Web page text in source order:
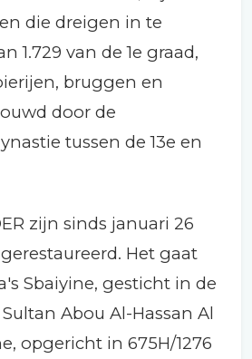
die dreigen in te
1.729 van de 1e graad,
bruggen en
door de
tussen de 13e en
zijn sinds januari 26
Het gaat
Sbaiyine, gesticht in de
Abou Al-Hassan Al
opgericht in 675H/1276